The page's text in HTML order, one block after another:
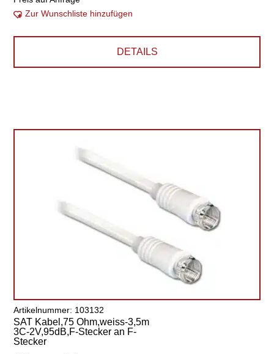
Zur Wunschliste hinzufügen
DETAILS
Artikelnummer: 103132
SAT Kabel,75 Ohm,weiss-3,5m
3C-2V,95dB,F-Stecker an F-
Stecker